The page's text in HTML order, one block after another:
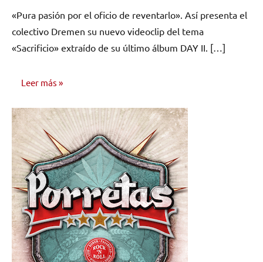
comentarios
«Pura pasión por el oficio de reventarlo». Así presenta el
colectivo Dremen su nuevo videoclip del tema
«Sacrificio» extraído de su último álbum DAY II. […]
Leer más
NOTICIAS